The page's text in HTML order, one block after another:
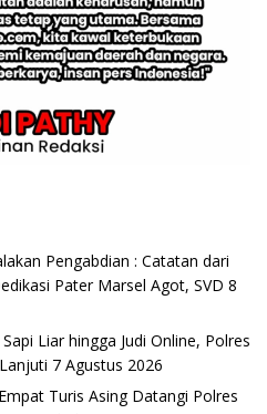
Pengabdian : Catatan dari
Pater Marsel Agot, SVD 8
Liar hingga Judi Online, Polres
7 Agustus 2026
Turis Asing Datangi Polres